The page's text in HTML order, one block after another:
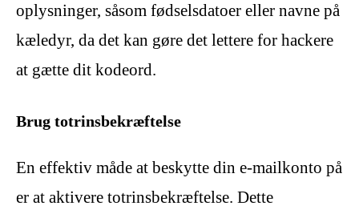
oplysninger, såsom fødselsdatoer eller navne på
kæledyr, da det kan gøre det lettere for hackere
at gætte dit kodeord.
Brug totrinsbekræftelse
En effektiv måde at beskytte din e-mailkonto på
er at aktivere totrinsbekræftelse. Dette